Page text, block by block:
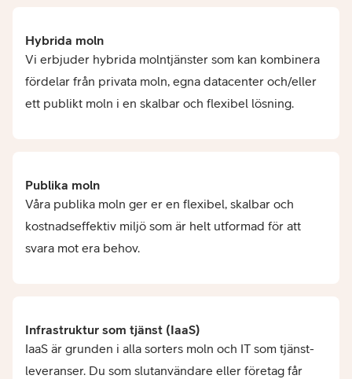
Hybrida moln
Vi erbjuder hybrida molntjänster som kan kombinera
fördelar från privata moln, egna datacenter och/eller
ett publikt moln i en skalbar och flexibel lösning.
Publika moln
Våra publika moln ger er en flexibel, skalbar och
kostnadseffektiv miljö som är helt utformad för att
svara mot era behov.
Infrastruktur som tjänst (IaaS)
IaaS är grunden i alla sorters moln och IT som tjänst-
leveranser. Du som slutanvändare eller företag får